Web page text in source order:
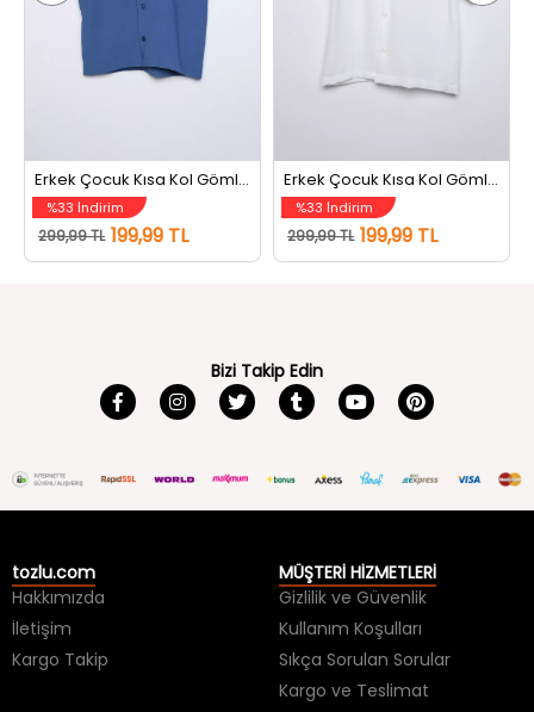
Erkek Çocuk Kısa Kol Gömlek İndigo
%33 İndirim
299,99 TL 199,99 TL
Erkek Çocuk Kısa Kol Gömlek Beyaz
%33 İndirim
299,99 TL 199,99 TL
Bizi Takip Edin
tozlu.com
Hakkımızda
İletişim
Kargo Takip
MÜŞTERİ HİZMETLERİ
Gizlilik ve Güvenlik
Kullanım Koşulları
Sıkça Sorulan Sorular
Kargo ve Teslimat